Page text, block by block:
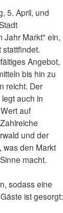
5. April, und
Jahr Markt" ein,
Angebot,
bis hin zu
reicht. Der
auch in
auf
und der
was den Markt
macht.
sodass eine
ist gesorgt: